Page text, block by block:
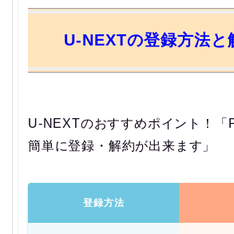
U-NEXTの登録方法と
U-NEXTのおすすめポイント！「
簡単に登録・解約が出来ます」
登録方法